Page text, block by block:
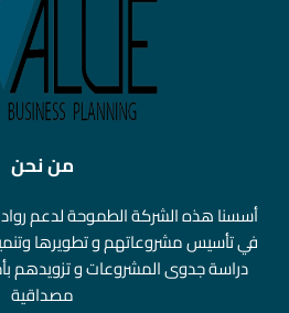
من نحن
أسسنا هذه الشركة الطموحة لدعم
في تأسيس مشروعاتهم و تطويرها
دراسة جدوى المشروعات و تزويدهم
مصداقية